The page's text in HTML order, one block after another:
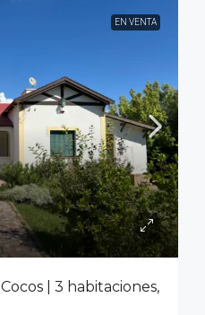
EN VENTA
| 3 habitaciones,